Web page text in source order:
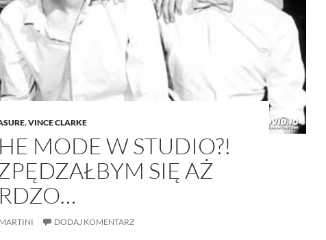
,VINCE CLARKE
MODE W STUDIO?!
SIĘ AŻ
MARTINI DODAJ KOMENTARZ